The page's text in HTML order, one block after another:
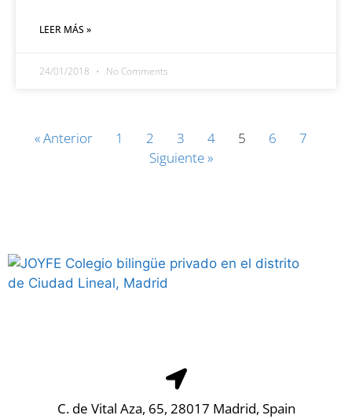
LEER MÁS »
24/01/2018 No Comments
« Anterior 1 2 3 4 5 6
7
Siguiente »
C. de Vital Aza, 65, 28017 Madrid, Spain